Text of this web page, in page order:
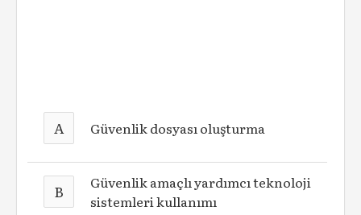
A Güvenlik dosyası oluşturma
B
Güvenlik amaçlı yardımcı teknoloji
sistemleri kullanımı